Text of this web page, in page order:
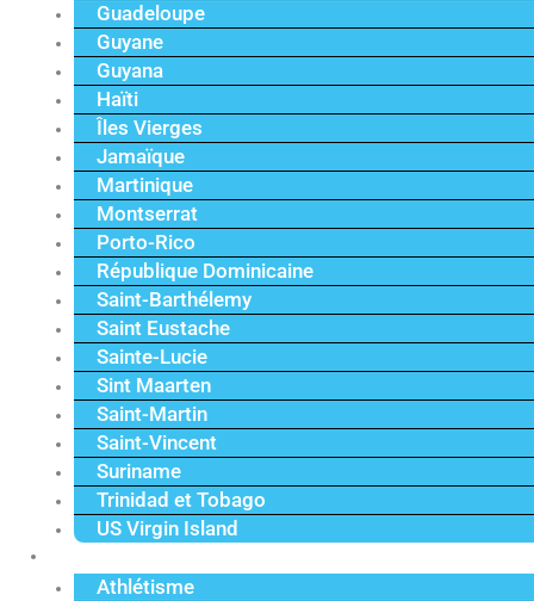
Guadeloupe
Guyane
Guyana
Haïti
Îles Vierges
Jamaïque
Martinique
Montserrat
Porto-Rico
République Dominicaine
Saint-Barthélemy
Saint Eustache
Sainte-Lucie
Sint Maarten
Saint-Martin
Saint-Vincent
Suriname
Trinidad et Tobago
US Virgin Island
Athlétisme